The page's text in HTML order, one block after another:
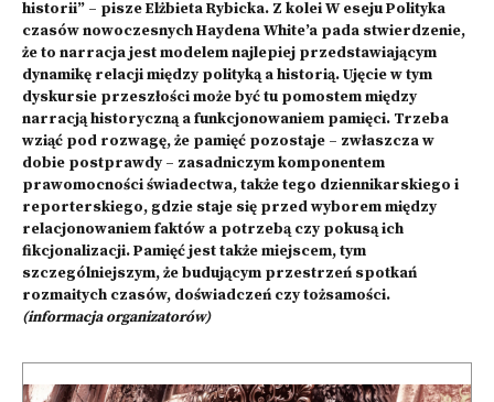
historii” – pisze Elżbieta Rybicka. Z kolei W eseju Polityka
czasów nowoczesnych Haydena White’a pada stwierdzenie,
że to narracja jest modelem najlepiej przedstawiającym
dynamikę relacji między polityką a historią. Ujęcie w tym
dyskursie przeszłości może być tu pomostem między
narracją historyczną a funkcjonowaniem pamięci. Trzeba
wziąć pod rozwagę, że pamięć pozostaje – zwłaszcza w
dobie postprawdy – zasadniczym komponentem
prawomocności świadectwa, także tego dziennikarskiego i
reporterskiego, gdzie staje się przed wyborem między
relacjonowaniem faktów a potrzebą czy pokusą ich
fikcjonalizacji. Pamięć jest także miejscem, tym
szczególniejszym, że budującym przestrzeń spotkań
rozmaitych czasów, doświadczeń czy tożsamości.
(informacja organizatorów)